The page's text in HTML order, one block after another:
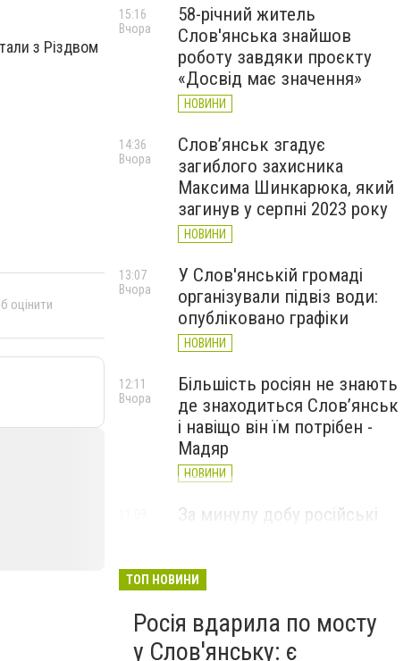
з Різдвом
оцінити
58-річний житель
Слов'янська знайшов
роботу завдяки проєкту
«Досвід має значення»
НОВИНИ
15:16
Вчора
Слов’янськ згадує
загиблого захисника
Максима Шинкарюка, який
загинув у серпні 2023 року
НОВИНИ
14:36
Вчора
У Слов'янській громаді
організували підвіз води:
опубліковано графіки
НОВИНИ
13:07
Вчора
Більшість росіян не знають
де знаходиться Слов’янськ
і навіщо він їм потрібен -
Мадяр
НОВИНИ
12:11
Вчора
За минулу добу російські
великої війни: 6 серпня
ТОП НОВИНИ
Росія вдарила по мосту
у Слов'янську: є